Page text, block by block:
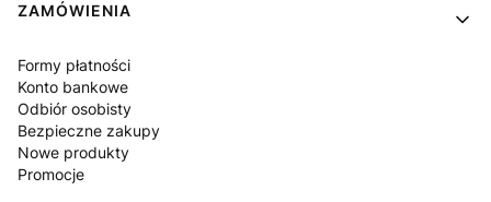
ZAMÓWIENIA
Formy płatności
Konto bankowe
Odbiór osobisty
Bezpieczne zakupy
Nowe produkty
Promocje